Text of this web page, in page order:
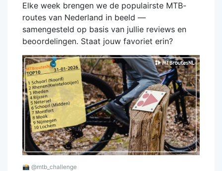
Elke week brengen we de populairste MTB-
routes van Nederland in beeld —
samengesteld op basis van jullie reviews en
beoordelingen. Staat jouw favoriet erin?
📸 @mtb_challenge